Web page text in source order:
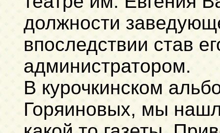
должности
впоследствии став
администратором.
В курочкинском
Горяиновых, мы